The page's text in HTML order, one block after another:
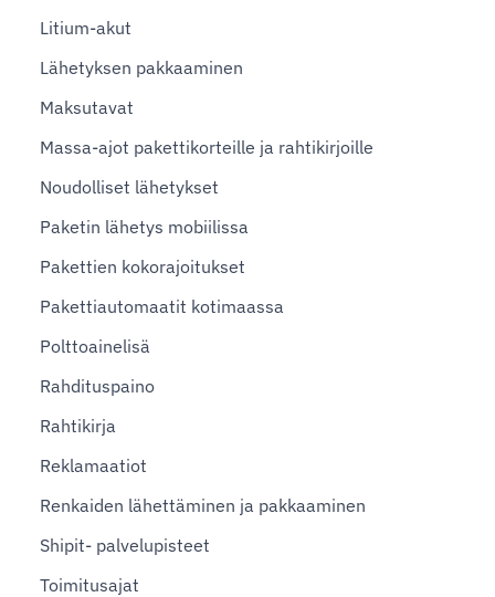
Litium-akut
Lähetyksen pakkaaminen
Maksutavat
Massa-ajot pakettikorteille ja rahtikirjoille
Noudolliset lähetykset
Paketin lähetys mobiilissa
Pakettien kokorajoitukset
Pakettiautomaatit kotimaassa
Polttoainelisä
Rahdituspaino
Rahtikirja
Reklamaatiot
Renkaiden lähettäminen ja pakkaaminen
Shipit- palvelupisteet
Toimitusajat